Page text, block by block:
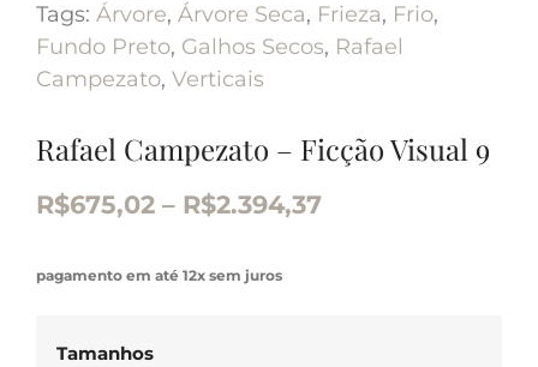
Tags: Árvore, Árvore Seca, Frieza, Frio,
Fundo Preto, Galhos Secos, Rafael
Campezato, Verticais
Rafael Campezato – Ficção Visual 9
R$675,02 – R$2.394,37
pagamento em até 12x sem juros
Tamanhos